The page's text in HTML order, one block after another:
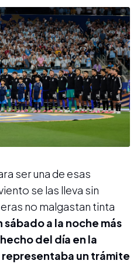
ser una de esas
se las lleva sin
no malgastan tinta
sábado a la noche más
del día en la
un trámite